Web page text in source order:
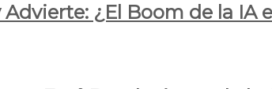
¿El Boom de la